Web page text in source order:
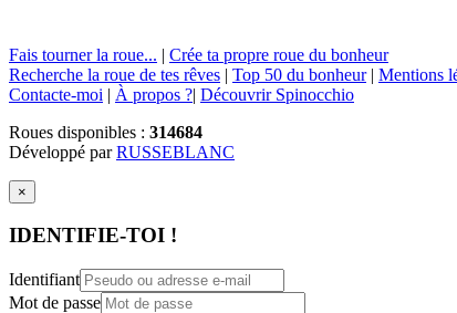
Fais tourner la roue... | Crée ta propre roue du bonheur
Recherche la roue de tes rêves | Top 50 du bonheur| Mentions
Contacte-moi | À propos ?| Découvrir Spinocchio
Roues disponibles : 314684
Développé parRUSSEBLANC
×
IDENTIFIE-TOI !
Identifiant
Mot de passe